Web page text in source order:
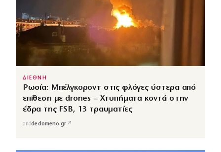
ΔΙΕΘΝΗ
Ρωσία: Μπέλγκοροντ στις φλόγες ύστερα από
επίθεση με drones – Χτυπήματα κοντά στην
έδρα της FSB, 13 τραυματίες
απόdedomeno.gr ↗